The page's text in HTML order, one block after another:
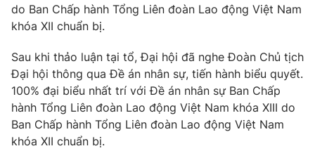
Góc doanh nghiệp
Truyền hình
Hậu trường
Nhân vật
Khán giả
Giải trí
Điện ảnh
Âm nhạc
Sao
Đời sống
Du lịch
Giáo dục
do Ban Chấp hành Tổng Liên đoàn Lao động Việt Nam
khóa XII chuẩn bị.
Sau khi thảo luận tại tổ, Đại hội đã nghe Đoàn Chủ tịch
Đại hội thông qua Đề án nhân sự, tiến hành biểu quyết.
100% đại biểu nhất trí với Đề án nhân sự Ban Chấp
hành Tổng Liên đoàn Lao động Việt Nam khóa XIII do
Ban Chấp hành Tổng Liên đoàn Lao động Việt Nam
khóa XII chuẩn bị.